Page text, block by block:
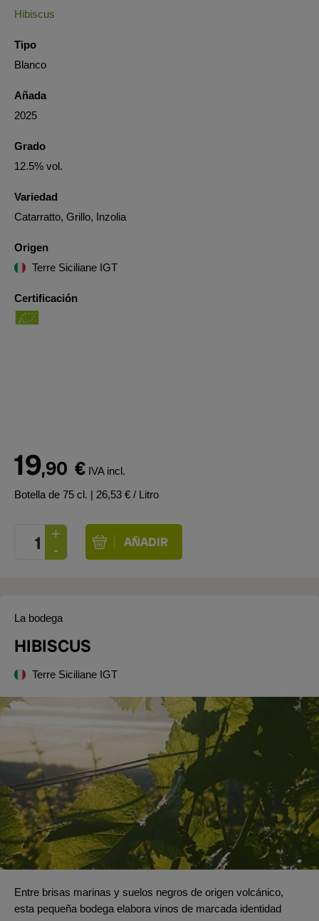
Hibiscus
Tipo
Blanco
Añada
2025
Grado
12.5% vol.
Variedad
Catarratto, Grillo, Inzolia
Origen
Terre Siciliane IGT
Certificación
19,90 € IVA incl.
Botella de 75 cl. | 26,53 € / Litro
La bodega
HIBISCUS
Terre Siciliane IGT
Entre brisas marinas y suelos negros de origen volcánico,
esta pequeña bodega elabora vinos de marcada identidad